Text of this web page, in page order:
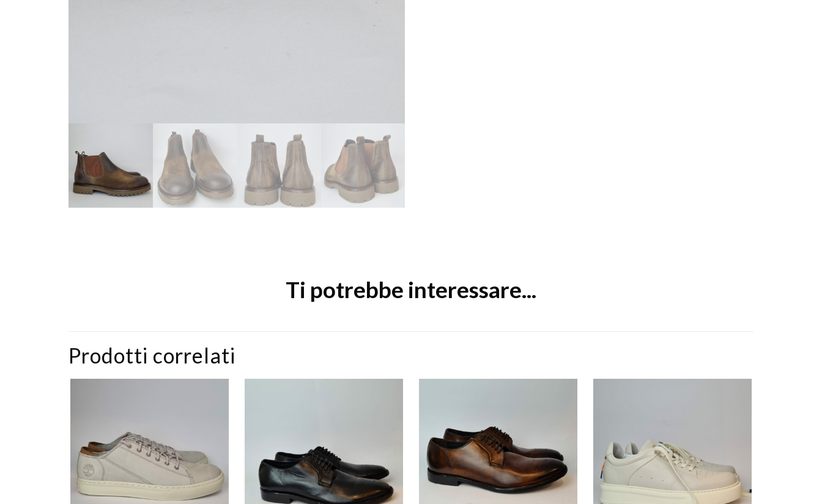
Ti potrebbe interessare...
Prodotti correlati